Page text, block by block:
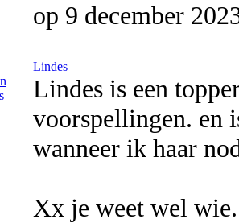
op 9 december
Lindes
Lindes is een
voorspellingen. en
wanneer ik haar
Xx je weet wel wie.